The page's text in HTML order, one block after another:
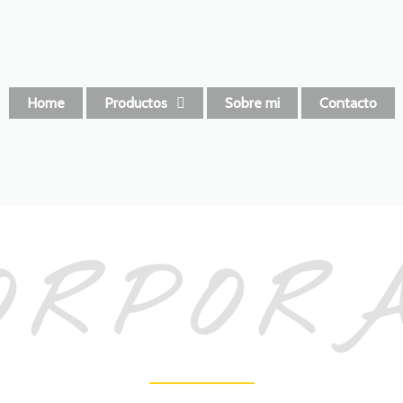
Home Productos Sobre mi Contacto